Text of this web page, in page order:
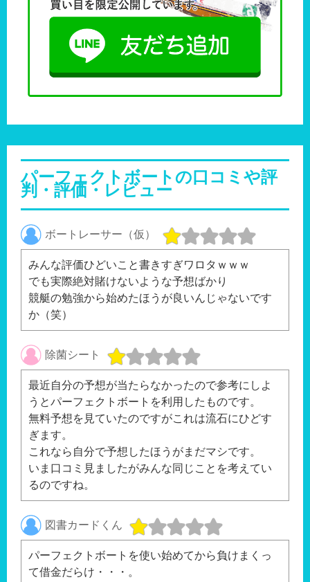
パーフェクトボートの口コミや評
判・評価・レビュー
ボートレーサー（仮）
みんな評価ひどいこと書きすぎワロタｗｗｗ
でも実際絶対賭けないような予想ばかり
競艇の勉強から始めたほうが良いんじゃないです
か（笑）
除菌シート
最近自分の予想が当たらなかったので参考にしよ
うとパーフェクトボートを利用したものです。
無料予想を見ていたのですがこれは流石にひどす
ぎます。
これなら自分で予想したほうがまだマシです。
いま口コミ見ましたがみんな同じことを考えてい
るのですね。
図書カードくん
パーフェクトボートを使い始めてから負けまくっ
て借金だらけ・・・。